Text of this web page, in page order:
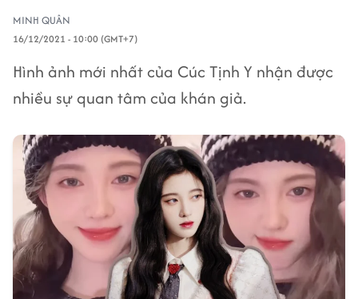
MINH QUÂN
16/12/2021 - 10:00 (GMT+7)
Hình ảnh mới nhất của Cúc Tịnh Y nhận được
nhiều sự quan tâm của khán giả.